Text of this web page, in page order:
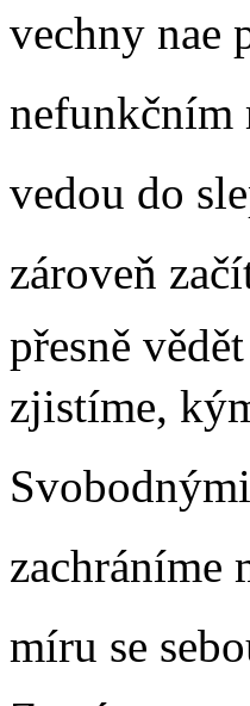
vechny
nefunkčním
vedou do
zároveň
přesně
zjistíme,
zachráníme
míru se